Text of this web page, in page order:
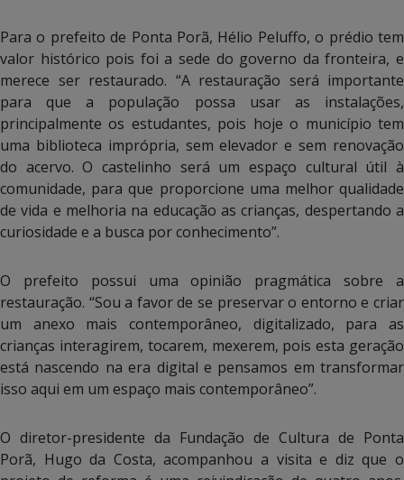
Para o prefeito de Ponta Porã, Hélio Peluffo, o prédio tem
valor histórico pois foi a sede do governo da fronteira, e
merece ser restaurado. “A restauração será importante
para que a população possa usar as instalações,
principalmente os estudantes, pois hoje o município tem
uma biblioteca imprópria, sem elevador e sem renovação
do acervo. O castelinho será um espaço cultural útil à
comunidade, para que proporcione uma melhor qualidade
de vida e melhoria na educação as crianças, despertando a
curiosidade e a busca por conhecimento”.
O prefeito possui uma opinião pragmática sobre a
restauração. “Sou a favor de se preservar o entorno e criar
um anexo mais contemporâneo, digitalizado, para as
crianças interagirem, tocarem, mexerem, pois esta geração
está nascendo na era digital e pensamos em transformar
isso aqui em um espaço mais contemporâneo”.
O diretor-presidente da Fundação de Cultura de Ponta
Porã, Hugo da Costa, acompanhou a visita e diz que o